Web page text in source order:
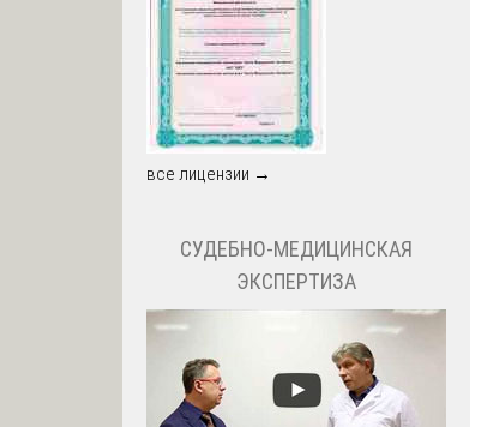
все лицензии →
СУДЕБНО-МЕДИЦИНСКАЯ
ЭКСПЕРТИЗА